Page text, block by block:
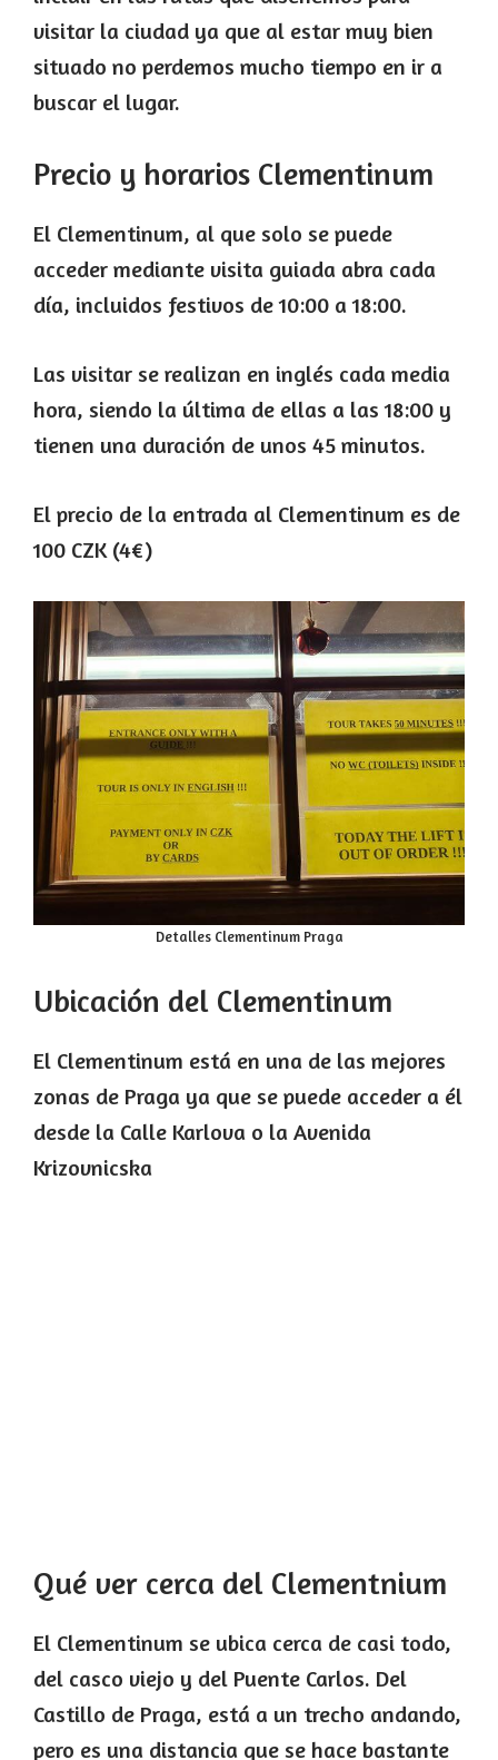
visitar la ciudad ya que al estar muy bien
situado no perdemos mucho tiempo en ir a
buscar el lugar.
Precio y horarios Clementinum
El Clementinum, al que solo se puede
acceder mediante visita guiada abra cada
día, incluidos festivos de 10:00 a 18:00.
Las visitar se realizan en inglés cada media
hora, siendo la última de ellas a las 18:00 y
tienen una duración de unos 45 minutos.
El precio de la entrada al Clementinum es de
100 CZK (4€)
Detalles Clementinum Praga
Ubicación del Clementinum
El Clementinum está en una de las mejores
zonas de Praga ya que se puede acceder a él
desde la Calle Karlova o la Avenida
Krizovnicska
Qué ver cerca del Clementnium
El Clementinum se ubica cerca de casi todo,
del casco viejo y del Puente Carlos. Del
Castillo de Praga, está a un trecho andando,
pero es una distancia que se hace bastante